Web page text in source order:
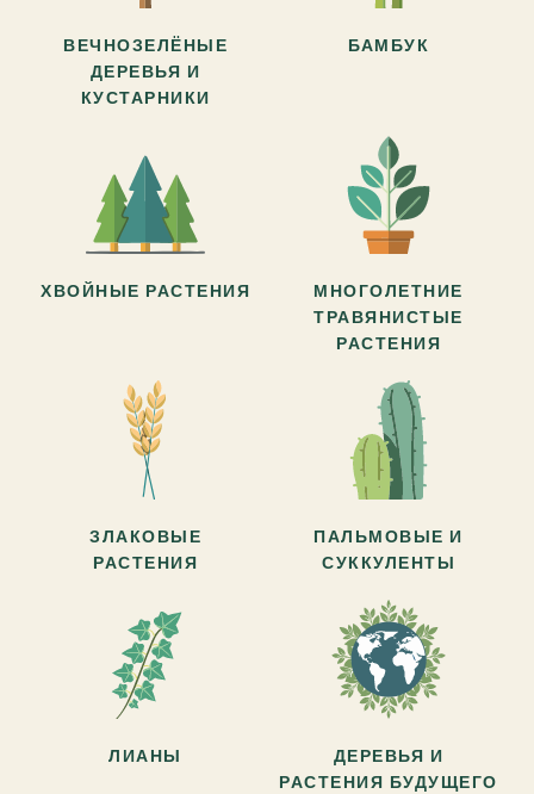
ВЕЧНОЗЕЛЁНЫЕ
ДЕРЕВЬЯ И
КУСТАРНИКИ
БАМБУК
ХВОЙНЫЕ РАСТЕНИЯ
МНОГОЛЕТНИЕ
ТРАВЯНИСТЫЕ
РАСТЕНИЯ
ЗЛАКОВЫЕ
РАСТЕНИЯ
ПАЛЬМОВЫЕ И
СУККУЛЕНТЫ
ЛИАНЫ
ДЕРЕВЬЯ И
РАСТЕНИЯ БУДУЩЕГО